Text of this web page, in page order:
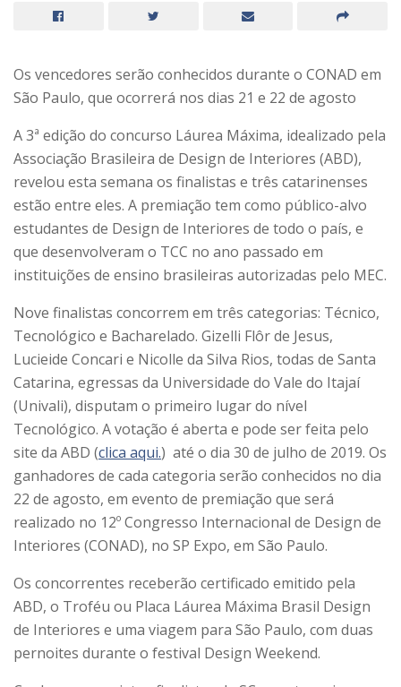
Os vencedores serão conhecidos durante o CONAD em
São Paulo, que ocorrerá nos dias 21 e 22 de agosto
A 3ª edição do concurso Láurea Máxima, idealizado pela
Associação Brasileira de Design de Interiores (ABD),
revelou esta semana os finalistas e três catarinenses
estão entre eles. A premiação tem como público-alvo
estudantes de Design de Interiores de todo o país, e
que desenvolveram o TCC no ano passado em
instituições de ensino brasileiras autorizadas pelo MEC.
Nove finalistas concorrem em três categorias: Técnico,
Tecnológico e Bacharelado. Gizelli Flôr de Jesus,
Lucieide Concari e Nicolle da Silva Rios, todas de Santa
Catarina, egressas da Universidade do Vale do Itajaí
(Univali), disputam o primeiro lugar do nível
Tecnológico. A votação é aberta e pode ser feita pelo
site da ABD (clica aqui.) até o dia 30 de julho de 2019. Os
ganhadores de cada categoria serão conhecidos no dia
22 de agosto, em evento de premiação que será
realizado no 12º Congresso Internacional de Design de
Interiores (CONAD), no SP Expo, em São Paulo.
Os concorrentes receberão certificado emitido pela
ABD, o Troféu ou Placa Láurea Máxima Brasil Design
de Interiores e uma viagem para São Paulo, com duas
pernoites durante o festival Design Weekend.